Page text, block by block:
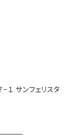
サンフェリスタ